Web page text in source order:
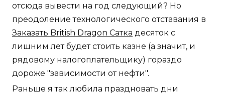
отсюда вывести на год следующий? Но
преодоление технологического отставания в
Заказать British Dragon Сатка десяток с
лишним лет будет стоить казне (а значит, и
рядовому налогоплательщику) гораздо
дороже "зависимости от нефти".
Раньше я так любила праздновать дни